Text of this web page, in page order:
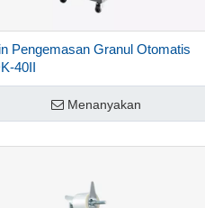
Pengemasan Granul Otomatis
40II
Menanyakan